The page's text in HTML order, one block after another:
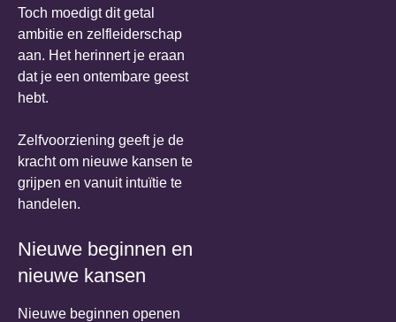
Toch moedigt dit getal
ambitie en zelfleiderschap
aan. Het herinnert je eraan
dat je een ontembare geest
hebt.
Zelfvoorziening geeft je de
kracht om nieuwe kansen te
grijpen en vanuit intuïtie te
handelen.
Nieuwe beginnen en
nieuwe kansen
Nieuwe beginnen openen